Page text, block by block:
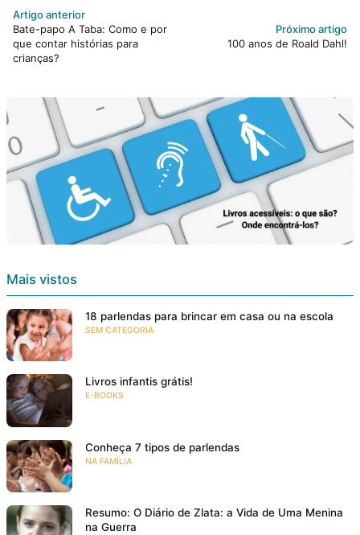
Artigo anterior
Bate-papo A Taba: Como e por
que contar histórias para
crianças?
Próximo artigo
100 anos de Roald Dahl!
Mais vistos
18 parlendas para brincar em casa ou na escola
SEM CATEGORIA
Livros infantis grátis!
E-BOOKS
Conheça 7 tipos de parlendas
NA FAMÍLIA
Resumo: O Diário de Zlata: a Vida de Uma Menina
na Guerra